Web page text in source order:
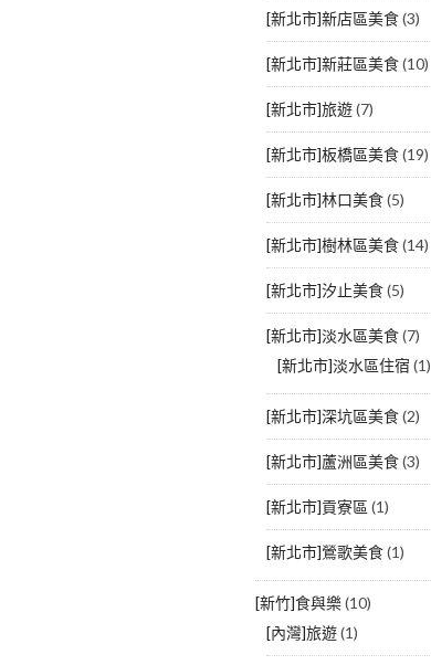
[新北市]新店區美食(3)
[新北市]新莊區美食(10)
[新北市]旅遊(7)
[新北市]板橋區美食(19)
[新北市]林口美食(5)
[新北市]樹林區美食(14)
[新北市]汐止美食(5)
[新北市]淡水區美食(7)
[新北市]淡水區住宿 (1)
[新北市]深坑區美食(2)
[新北市]蘆洲區美食(3)
[新北市]貢寮區 (1)
[新北市]鶯歌美食(1)
[新竹]食與樂(10)
[內灣]旅遊(1)